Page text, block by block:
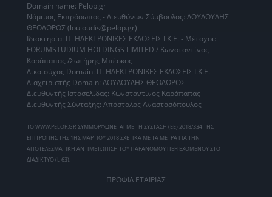
Domain name: Pelop.gr
Νόμιμος Εκπρόσωπος - Διευθύνων Σύμβουλος: ΛΟΥΛΟΥΔΗΣ
ΘΕΟΔΩΡΟΣ (louloudis@pelop.gr)
Ιδιοκτησία: Π. ΗΛΕΚΤΡΟΝΙΚΕΣ ΕΚΔΟΣΕΙΣ Ι.Κ.Ε. - Μέτοχοι:
FORUMSTUDIUM HOLDINGS LIMITED / Κωνσταντίνος
Καράπαπας /Σωτήρης Μπέσκος
Δικαιούχος Domain: Π. ΗΛΕΚΤΡΟΝΙΚΕΣ ΕΚΔΟΣΕΙΣ Ι.Κ.Ε. -
Διαχειριστής Domain: ΛΟΥΛΟΥΔΗΣ ΘΕΟΔΩΡΟΣ
Διευθυντής Ιστοσελίδας: Κωνσταντίνος Καράπαπας
Διευθυντής Σύνταξης: Απόστολος Αναστασόπουλος
ΤΟ WWW.PELOP.GR ΣΥΜΜΟΡΦΩΝΕΤΑΙ ΜΕ ΤΗ ΣΥΣΤΑΣΗ (ΕΕ) 2018/334 ΤΗΣ
ΕΠΙΤΡΟΠΗΣ ΤΗΣ 1ΗΣ ΜΑΡΤΙΟΥ 2018 ΣΧΕΤΙΚΑ ΜΕ ΤΑ ΜΕΤΡΑ ΓΙΑ ΤΗΝ
ΑΠΟΤΕΛΕΣΜΑΤΙΚΗ ΑΝΤΙΜΕΤΩΠΙΣΗ ΤΟΥ ΠΑΡΑΝΟΜΟΥ ΠΕΡΙΕΧΟΜΕΝΟΥ ΣΤΟ
ΔΙΑΔΙΚΤΥΟ (L 63).
ΠΡΟΦΙΛ ΕΤΑΙΡΙΑΣ